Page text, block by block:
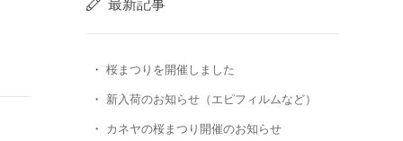
最新記事
桜まつりを開催しました
新入荷のお知らせ（エピフィルムなど）
カネヤの桜まつり開催のお知らせ